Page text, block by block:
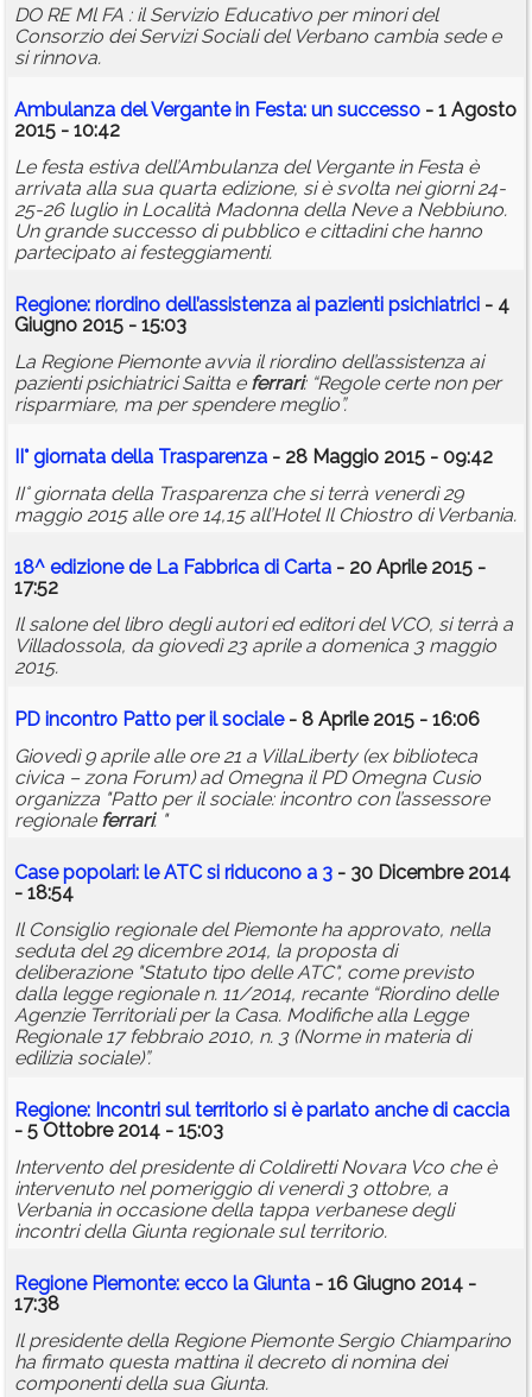
DO RE Ml FA : il Servizio Educativo per minori del
Consorzio dei Servizi Sociali del Verbano cambia sede e
si rinnova.
Ambulanza del Vergante in Festa: un successo - 1 Agosto
2015 - 10:42
Le festa estiva dell’Ambulanza del Vergante in Festa è
arrivata alla sua quarta edizione, si è svolta nei giorni 24-
25-26 luglio in Località Madonna della Neve a Nebbiuno.
Un grande successo di pubblico e cittadini che hanno
partecipato ai festeggiamenti.
Regione: riordino dell’assistenza ai pazienti psichiatrici - 4
Giugno 2015 - 15:03
La Regione Piemonte avvia il riordino dell’assistenza ai
pazienti psichiatrici Saitta e ferrari: “Regole certe non per
risparmiare, ma per spendere meglio”.
II° giornata della Trasparenza - 28 Maggio 2015 - 09:42
II° giornata della Trasparenza che si terrà venerdì 29
maggio 2015 alle ore 14,15 all’Hotel Il Chiostro di Verbania.
18^ edizione de La Fabbrica di Carta - 20 Aprile 2015 -
17:52
Il salone del libro degli autori ed editori del VCO, si terrà a
Villadossola, da giovedì 23 aprile a domenica 3 maggio
2015.
PD incontro Patto per il sociale- 8 Aprile 2015 - 16:06
Giovedì 9 aprile alle ore 21 a VillaLiberty (ex biblioteca
civica – zona Forum) ad Omegna il PD Omegna Cusio
organizza "Patto per il sociale: incontro con l’assessore
regionale ferrari. "
Case popolari: le ATC si riducono a 3 - 30 Dicembre 2014
- 18:54
Il Consiglio regionale del Piemonte ha approvato, nella
seduta del 29 dicembre 2014, la proposta di
deliberazione "Statuto tipo delle ATC", come previsto
dalla legge regionale n. 11/2014, recante “Riordino delle
Agenzie Territoriali per la Casa. Modifiche alla Legge
Regionale 17 febbraio 2010, n. 3 (Norme in materia di
edilizia sociale)”.
Regione: Incontri sul territorio si è parlato anche di caccia
- 5 Ottobre 2014 - 15:03
Intervento del presidente di Coldiretti Novara Vco che è
intervenuto nel pomeriggio di venerdì 3 ottobre, a
Verbania in occasione della tappa verbanese degli
incontri della Giunta regionale sul territorio.
Regione Piemonte: ecco la Giunta - 16 Giugno 2014 -
17:38
Il presidente della Regione Piemonte Sergio Chiamparino
ha firmato questa mattina il decreto di nomina dei
componenti della sua Giunta.